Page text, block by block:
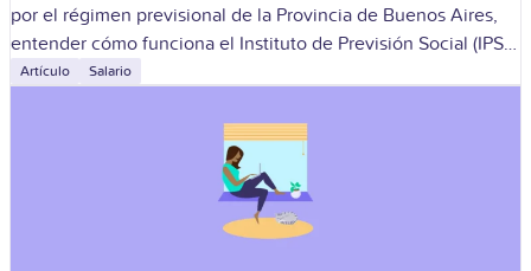
por el régimen previsional de la Provincia de Buenos Aires,
entender cómo funciona el Instituto de Previsión Social (IPS)
bonaerense es fundamental. No
Artículo Salario